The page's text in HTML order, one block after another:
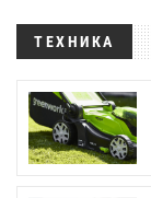
ТЕХНИКА